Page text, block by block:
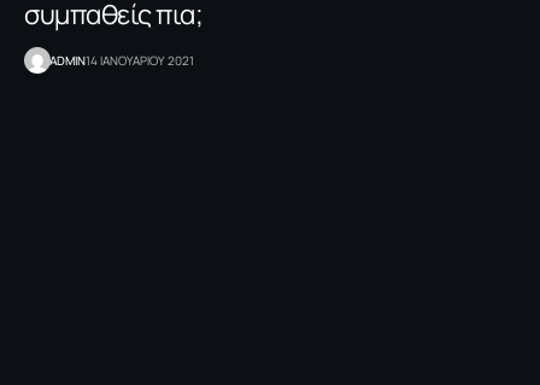
συμπαθείς πια;
ADMIN14 ΙΑΝΟΥΑΡΙΟΥ 2021